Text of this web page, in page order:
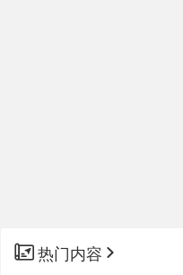
热门内容